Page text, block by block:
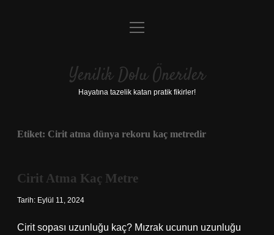
Anasayfa
Yasal Uyarı
menüyü
Yenilik Dolu Öneriler
Hayatına tazelik katan pratik fikirler!
Etiket: Cirit atma dünya rekoru kaç metredir
Cirit Atma Kaç Metre
Tarih: Eylül 11, 2024
Cirit sopası uzunluğu kaç? Mızrak ucunun uzunluğu